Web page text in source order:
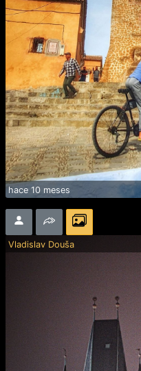
hace 10 meses
Vladislav Douša